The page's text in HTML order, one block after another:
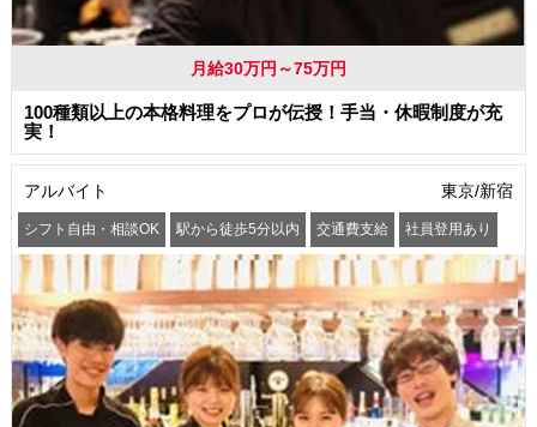
月給30万円～75万円
100種類以上の本格料理をプロが伝授！手当・休暇制度が充
実！
アルバイト 東京/新宿
シフト自由・相談OK 駅から徒歩5分以内 交通費支給 社員登用あり